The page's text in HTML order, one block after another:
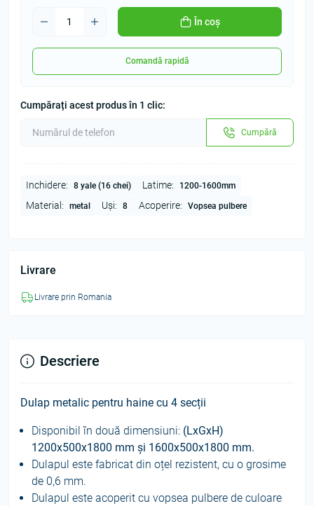
În coș
Comandă rapidă
Cumpărați acest produs în 1 clic:
Cumpără
Inchidere: 8 yale (16 chei) Latime: 1200-1600mm
Material: metal Uși: 8 Acoperire: Vopsea pulbere
Livrare
Livrare prin Romania
Descriere
Dulap metalic pentru haine cu 4 secții
Disponibil în două dimensiuni: (LxGxH)
1200x500x1800 mm și 1600x500x1800 mm.
Dulapul este fabricat din oțel rezistent, cu o grosime
de 0,6 mm.
Dulapul еste acoperit cu vopsea pulbere de culoare